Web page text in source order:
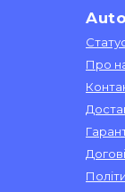
Про